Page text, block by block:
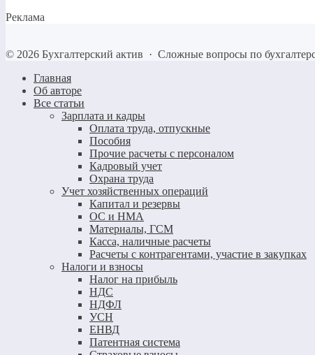
Реклама
© 2026 Бухгалтерский актив · Сложные вопросы по
Главная
Об авторе
Все статьи
Зарплата и кадры
Оплата труда, отпускные
Пособия
Прочие расчеты с персоналом
Кадровый учет
Охрана труда
Учет хозяйственных операций
Капитал и резервы
ОС и НМА
Материалы, ГСМ
Касса, наличные расчеты
Расчеты с контрагентами, участие в закупках
Налоги и взносы
Налог на прибыль
НДС
НДФЛ
УСН
ЕНВД
Патентная система